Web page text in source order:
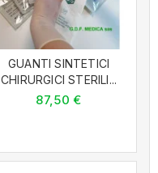
GUANTI SINTETICI
CHIRURGICI STERILI...
87,50 €